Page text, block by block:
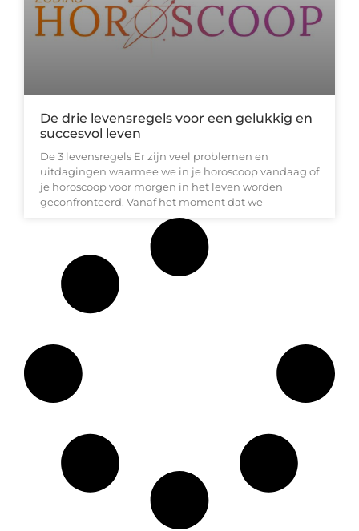
De drie levensregels voor een gelukkig en
succesvol leven
De 3 levensregels Er zijn veel problemen en
uitdagingen waarmee we in je horoscoop vandaag of
je horoscoop voor morgen in het leven worden
geconfronteerd. Vanaf het moment dat we